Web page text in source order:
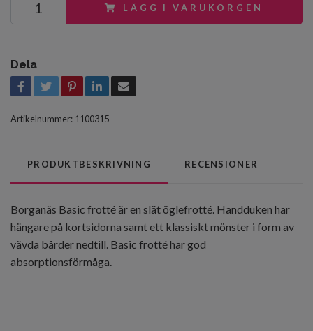
LÄGG I VARUKORGEN
Dela
Artikelnummer: 1100315
PRODUKTBESKRIVNING RECENSIONER
Borganäs Basic frotté är en slät öglefrotté. Handduken har
hängare på kortsidorna samt ett klassiskt mönster i form av
vävda bårder nedtill. Basic frotté har god
absorptionsförmåga.